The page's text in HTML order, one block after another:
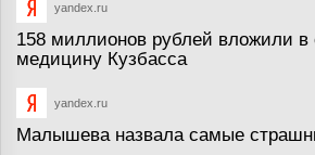
yandex.ru
158 миллионов рублей вложили в
медицину Кузбасса
yandex.ru
Малышева назвала самые